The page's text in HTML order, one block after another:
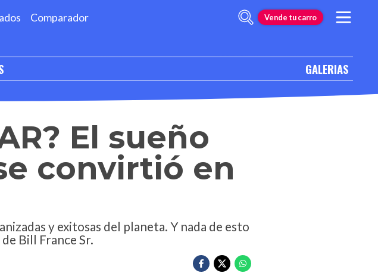
Comparador Vende tu carro
GALERIAS
El sueño
convirtió en
y exitosas del planeta. Y nada de esto
Bill France Sr.